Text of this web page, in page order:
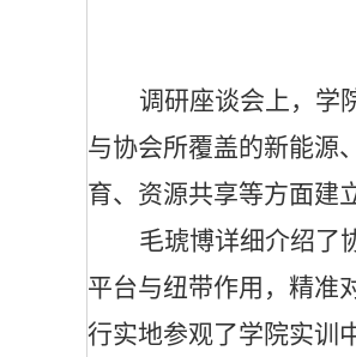
调研座谈会上，学
与协会所覆盖的新能源
育、资源共享等方面建
毛琥博详细介绍了
平台与纽带作用，精准
行实地参观了学院实训